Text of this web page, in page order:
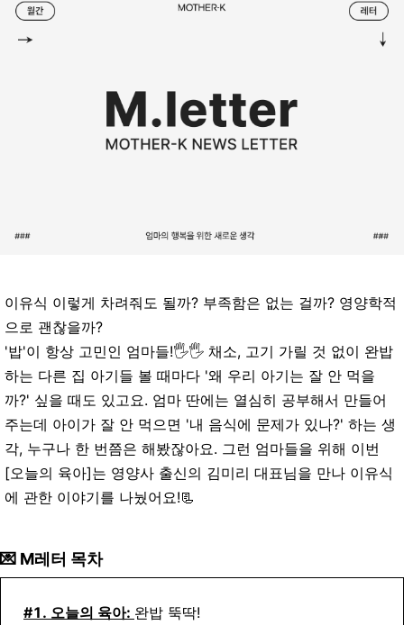
이유식 이렇게 차려줘도 될까? 부족함은 없는 걸까? 영양학적
으로 괜찮을까?
'밥'이 항상 고민인 엄마들!🖐🖐 채소, 고기 가릴 것 없이 완밥
하는 다른 집 아기들 볼 때마다 '왜 우리 아기는 잘 안 먹을
까?' 싶을 때도 있고요. 엄마 딴에는 열심히 공부해서 만들어
주는데 아이가 잘 안 먹으면 '내 음식에 문제가 있나?' 하는 생
각, 누구나 한 번쯤은 해봤잖아요. 그런 엄마들을 위해 이번
[오늘의 육아]는 영양사 출신의 김미리 대표님을 만나 이유식
에 관한 이야기를 나눴어요!📃
💌 M레터 목차
#1. 오늘의 육아: 완밥 뚝딱!